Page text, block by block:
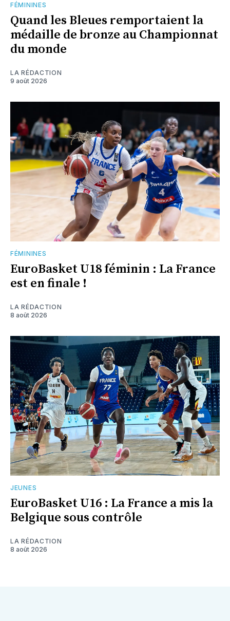
FÉMININES
Quand les Bleues remportaient la
médaille de bronze au Championnat
du monde
LA RÉDACTION
9 août 2026
FÉMININES
EuroBasket U18 féminin : La France
est en finale !
LA RÉDACTION
8 août 2026
JEUNES
EuroBasket U16 : La France a mis la
Belgique sous contrôle
LA RÉDACTION
8 août 2026